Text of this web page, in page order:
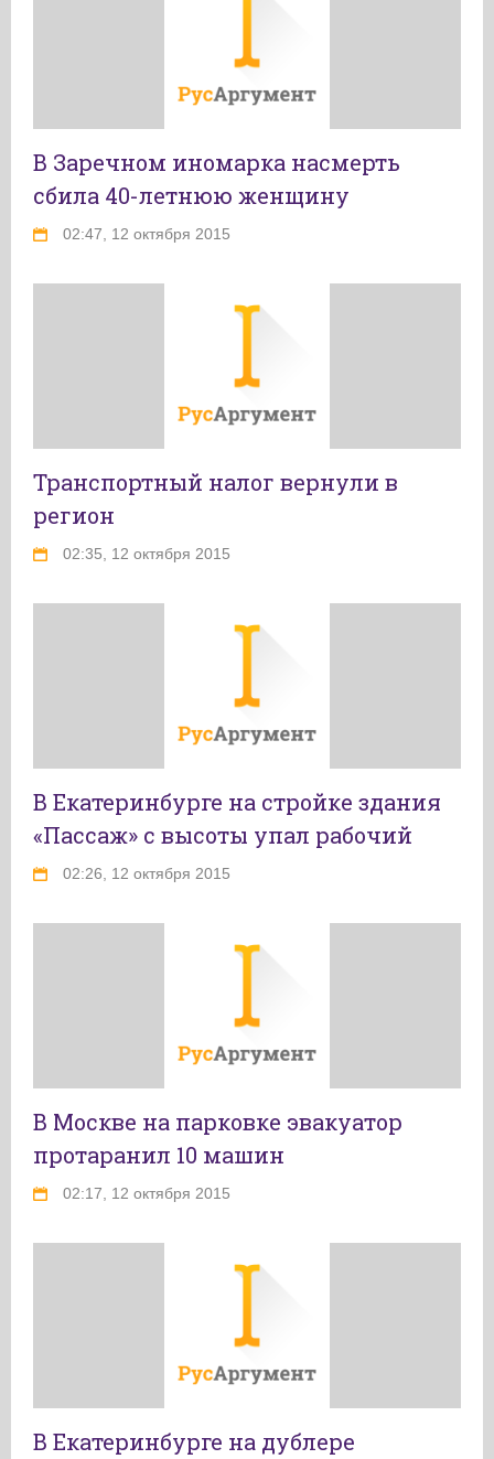
В Заречном иномарка насмерть
сбила 40-летнюю женщину
02:47, 12 октября 2015
Транспортный налог вернули в
регион
02:35, 12 октября 2015
В Екатеринбурге на стройке здания
«Пассаж» с высоты упал рабочий
02:26, 12 октября 2015
В Москве на парковке эвакуатор
протаранил 10 машин
02:17, 12 октября 2015
В Екатеринбурге на дублере